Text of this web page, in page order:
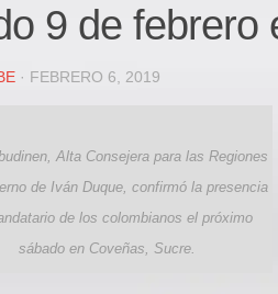
9 de febrero
· FEBRERO 6, 2019
Alta Consejera para las Regiones
de Iván Duque, confirmó la presencia
de los colombianos el próximo
sábado en Coveñas, Sucre.